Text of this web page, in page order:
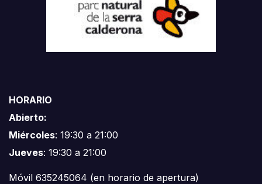
HORARIO
Abierto:
Miércoles: 19:30 a 21:00
Jueves: 19:30 a 21:00
Móvil 635245064 (en horario de apertura)